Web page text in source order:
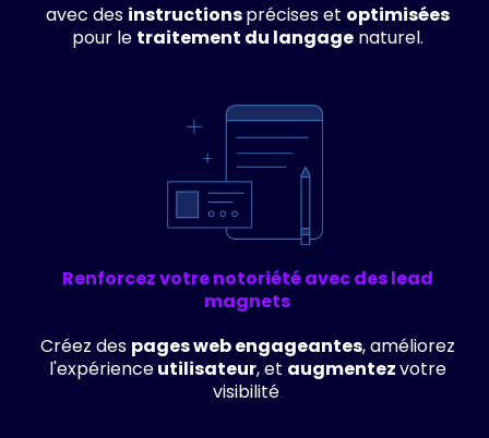
avec des instructionsprécises et optimisées
pour le traitement du langagenaturel.
Renforcez votre notoriété avec des lead
magnets
Créez des pages web engageantes, améliorez
l'expérienceutilisateur, et augmentezvotre
visibilité.